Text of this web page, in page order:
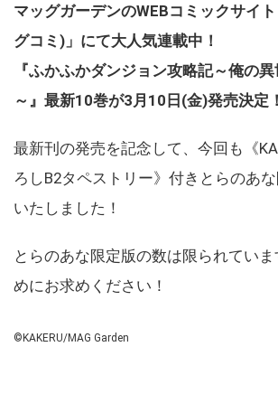
マッグガーデンのWEBコミックサイ
グコミ)」にて大人気連載中！
『ふかふかダンジョン攻略記～俺の
～』最新10巻が3月10日(金)発売決定
最新刊の発売を記念して、今回も《
ろしB2タペストリー》付きとらのあ
いたしました！
とらのあな限定版の数は限られてい
めにお求めください！
©︎KAKERU/MAG Garden